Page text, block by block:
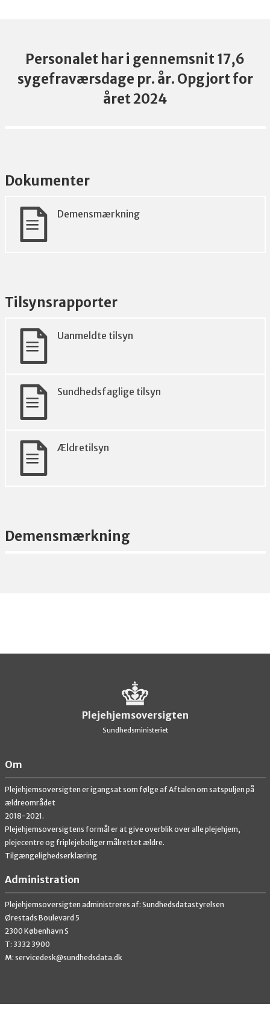
Personalet har i gennemsnit 17,6
sygefraværsdage pr. år. Opgjort for
året 2024
Dokumenter
Demensmærkning
Tilsynsrapporter
Uanmeldte tilsyn
Sundhedsfaglige tilsyn
Ældretilsyn
Demensmærkning
Plejehjemsoversigten
Sundhedsministeriet
Om
Plejehjemsoversigten er igangsat som følge af Aftalen om satspuljen på
ældreområdet
2018-2021.
Plejehjemsoversigtens formål er at give overblik over alle plejehjem,
plejecentre og friplejeboliger målrettet ældre.
Tilgængelighedserklæring
Administration
Plejehjemsoversigten administreres af: Sundhedsdatastyrelsen
Ørestads Boulevard 5
2300 København S
T: 3332 3900
M: servicedesk@sundhedsdata.dk